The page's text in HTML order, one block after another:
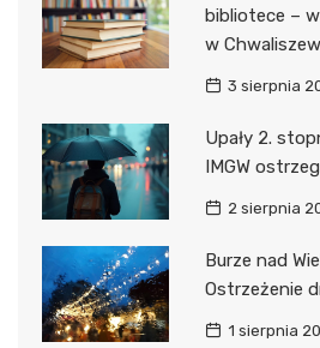
bibliotece –
w
3 sierpnia
Upały 2.
IMGW
2 sierpnia
Burze nad
Ostrzeżenie
1 sierpnia